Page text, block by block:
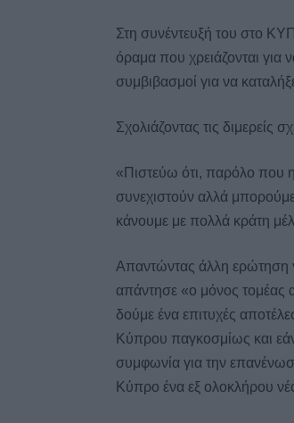
Στη συνέντευξή του στο
όραμα που χρειάζονται για
συμβιβασμοί για να
Σχολιάζοντας τις διμερείς
«Πιστεύω ότι, παρόλο που
συνεχιστούν αλλά
κάνουμε με πολλά κράτη
Απαντώντας άλλη ερώτηση
απάντησε «ο μόνος τομέας
δούμε ένα επιτυχές
Κύπρου παγκοσμίως και
συμφωνία για την
Κύπρο ένα εξ ολοκλήρου